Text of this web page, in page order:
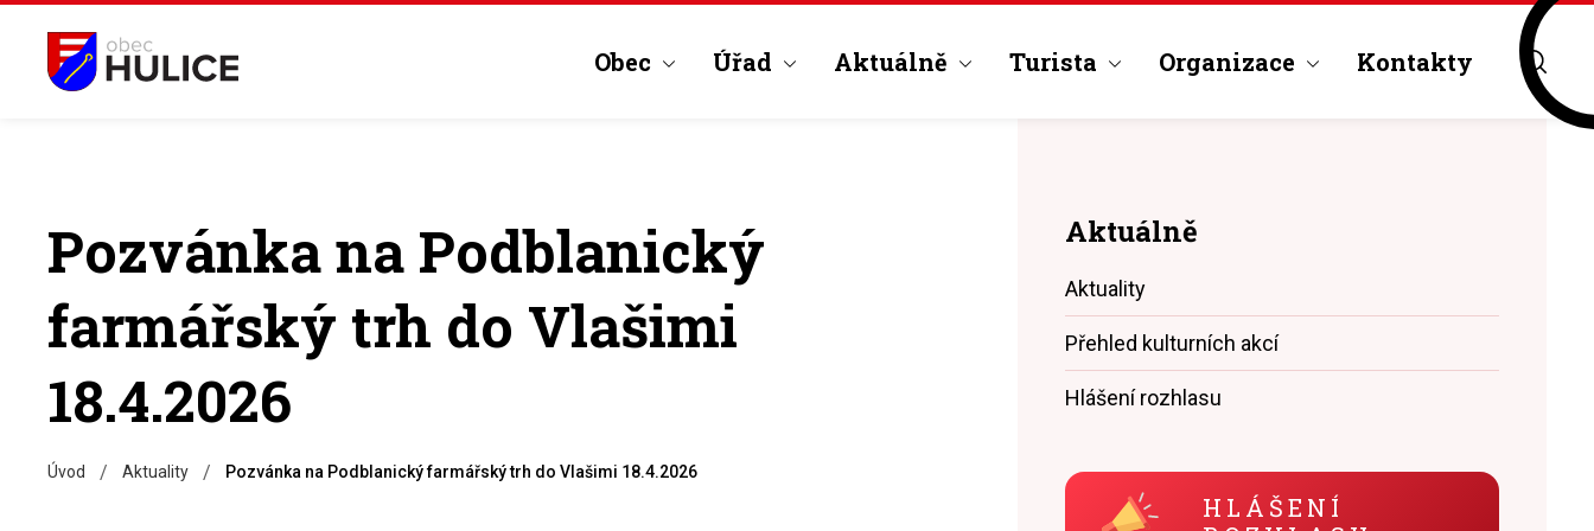
Obec Úřad Aktuálně Turista Organizace Kontakty
Pozvánka na Podblanický
farmářský trh do Vlašimi
18.4.2026
Úvod / Aktuality / Pozvánka na Podblanický farmářský trh do Vlašimi 18.4.2026
Aktuálně
Aktuality
Přehled kulturních akcí
Hlášení rozhlasu
HLÁŠENÍ